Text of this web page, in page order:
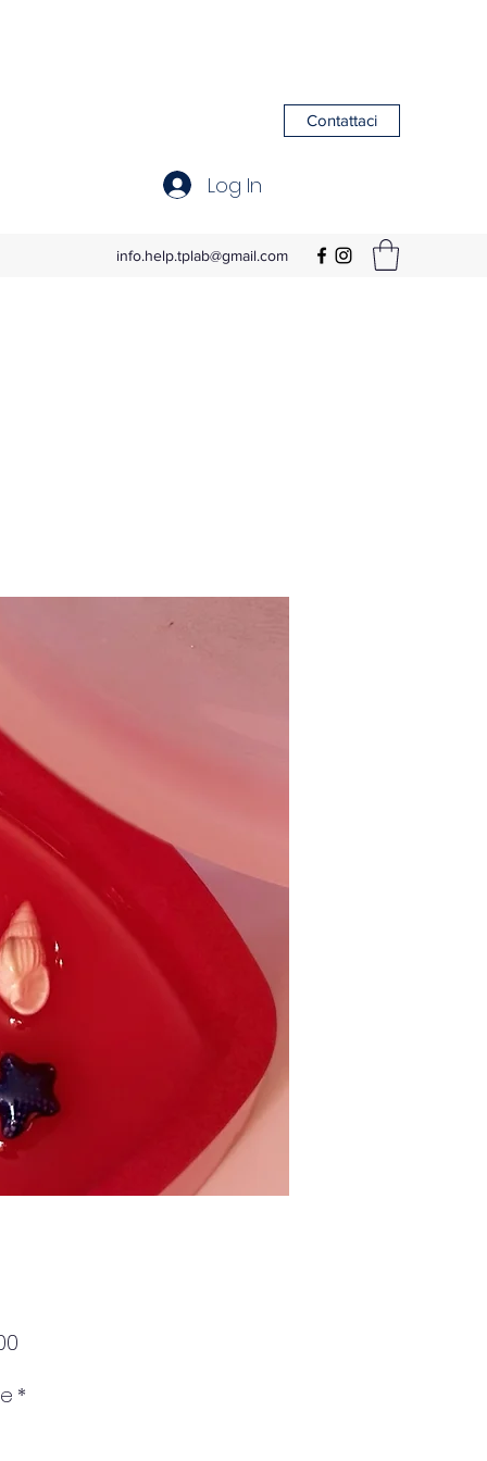
Log In
Contattaci
info.help.tplab@gmail.com
Price
*